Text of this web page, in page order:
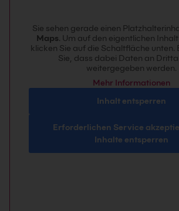
Sie sehen gerade einen
Maps. Um auf den eigentlichen Inhalt
klicken Sie auf die Schaltfläche unten.
Sie, dass dabei Daten an
weitergegeben werden.
Mehr Informationen
Inhalt entsperren
Erforderlichen Service
Inhalte entsperren